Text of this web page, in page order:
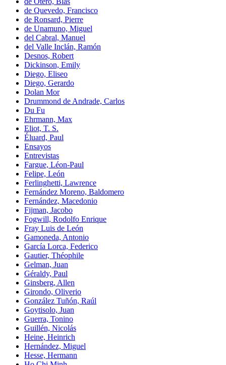
de Quevedo, Francisco
de Ronsard, Pierre
de Unamuno, Miguel
del Cabral, Manuel
del Valle Inclán, Ramón
Desnos, Robert
Dickinson, Emily
Diego, Eliseo
Diego, Gerardo
Dolan Mor
Drummond de Andrade, Carlos
Du Fu
Ehrmann, Max
Eliot, T. S.
Éluard, Paul
Ensayos
Entrevistas
Fargue, Léon-Paul
Felipe, León
Ferlinghetti, Lawrence
Fernández Moreno, Baldomero
Fernández, Macedonio
Fijman, Jacobo
Fogwill, Rodolfo Enrique
Fray Luis de León
Gamoneda, Antonio
García Lorca, Federico
Gautier, Théophile
Gelman, Juan
Géraldy, Paul
Ginsberg, Allen
Girondo, Oliverio
González Tuñón, Raúl
Goytisolo, Juan
Guerra, Tonino
Guillén, Nicolás
Heine, Heinrich
Hernández, Miguel
Hesse, Hermann